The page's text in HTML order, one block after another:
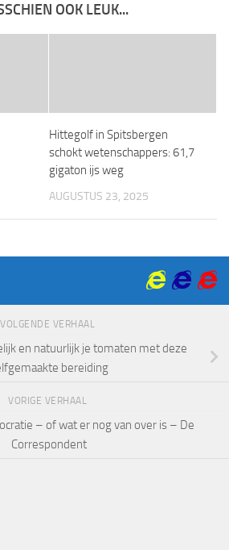
OOK LEUK...
Hittegolf in Spitsbergen
schokt wetenschappers: 61,7
gigaton ijs weg
AUGUSTUS 23, 2025
VOLGENDE VERHAAL
en natuurlijk je tomaten met deze
bereiding
VORIGE VERHAAL
– of wat er nog van over is – De
Correspondent